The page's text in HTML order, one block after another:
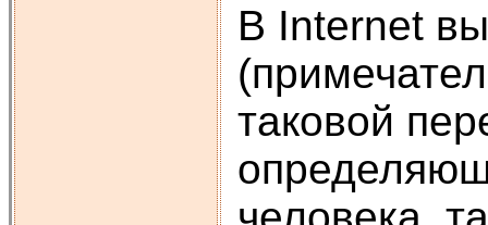
В Internet
таковой